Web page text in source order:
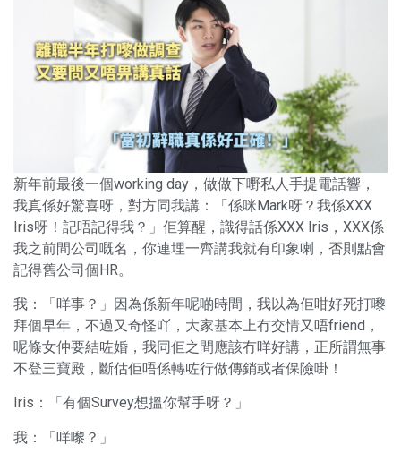
新年前最後一個working day，做做下嘢私人手提電話響，
我真係好驚喜呀，對方同我講：「係咪Mark呀？我係XXX
Iris呀！記唔記得我？」佢算醒，識得話係XXX Iris，XXX係
我之前間公司嘅名，你連埋一齊講我就有印象喇，否則點會
記得舊公司個HR。
我：「咩事？」因為係新年呢啲時間，我以為佢咁好死打嚟
拜個早年，不過又奇怪吖，大家基本上冇交情又唔friend，
呢條女仲要結咗婚，我同佢之間應該冇咩好講，正所謂無事
不登三寶殿，斷估佢唔係轉咗行做傳銷或者保險啩！
Iris：「有個Survey想搵你幫手呀？」
我：「咩嚟？」